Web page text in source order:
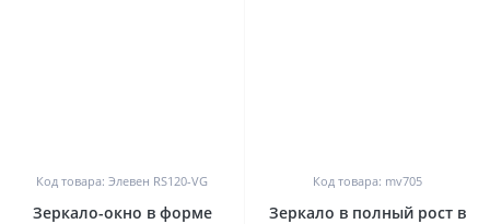
Код товара: Элевен RS120-VG
Зеркало-окно в форме
Код товара: mv705
Зеркало в полный рост в